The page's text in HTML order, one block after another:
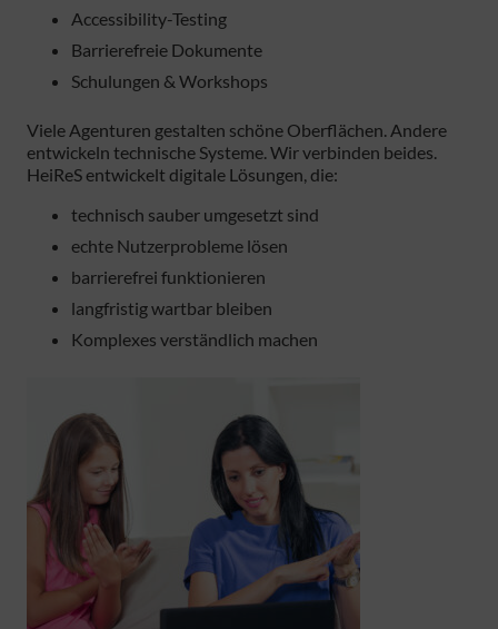
Accessibility-Testing
Barrierefreie Dokumente
Schulungen & Workshops
Viele Agenturen gestalten schöne Oberflächen. Andere
entwickeln technische Systeme. Wir verbinden beides.
HeiReS entwickelt digitale Lösungen, die:
technisch sauber umgesetzt sind
echte Nutzerprobleme lösen
barrierefrei funktionieren
langfristig wartbar bleiben
Komplexes verständlich machen